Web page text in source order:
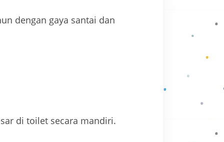
dengan gaya santai dan
di toilet secara mandiri.